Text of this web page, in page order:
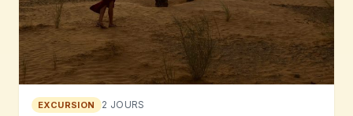
EXCURSION 2 JOURS